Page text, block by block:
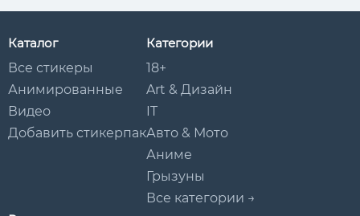
Каталог
Все стикеры
Анимированные
Видео
Добавить стикерпак
Категории
18+
Art & Дизайн
IT
Авто & Мото
Аниме
Грызуны
Все категории →